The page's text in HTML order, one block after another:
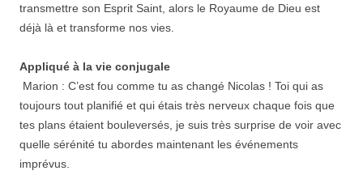
transmettre son Esprit Saint, alors le Royaume de Dieu est
déjà là et transforme nos vies.
Appliqué à la vie conjugale
Marion : C’est fou comme tu as changé Nicolas ! Toi qui as
toujours tout planifié et qui étais très nerveux chaque fois que
tes plans étaient bouleversés, je suis très surprise de voir avec
quelle sérénité tu abordes maintenant les événements
imprévus.